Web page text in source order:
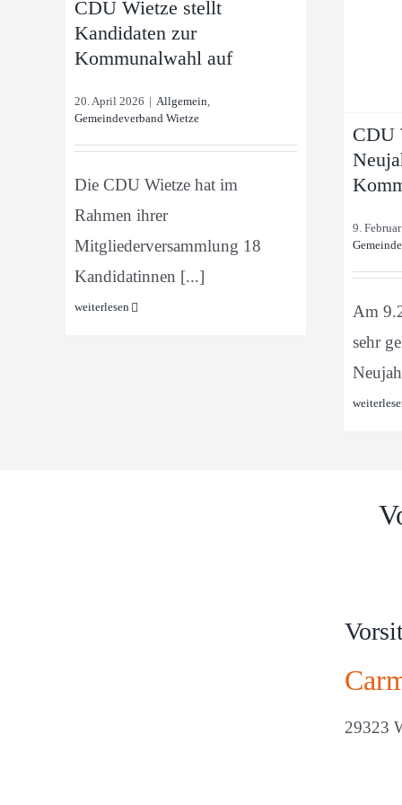
CDU Wietze stellt
Kandidaten zur
Kommunalwahl auf
20. April 2026 | Allgemein,
Gemeindeverband Wietze
Die CDU Wietze hat im
Rahmen ihrer
Mitgliederversammlung 18
Kandidatinnen [...]
weiterlesen
Allgemein Gemeindeverband Wietze
CDU
9.
Am
sehr
29323